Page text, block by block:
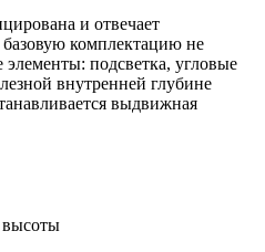
и отвечает
комплектацию не
подсветка, угловые
внутренней глубине
выдвижная